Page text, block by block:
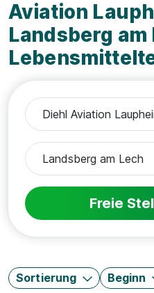
Aviation
Landsberg am
Freie
Sortierung Beginn